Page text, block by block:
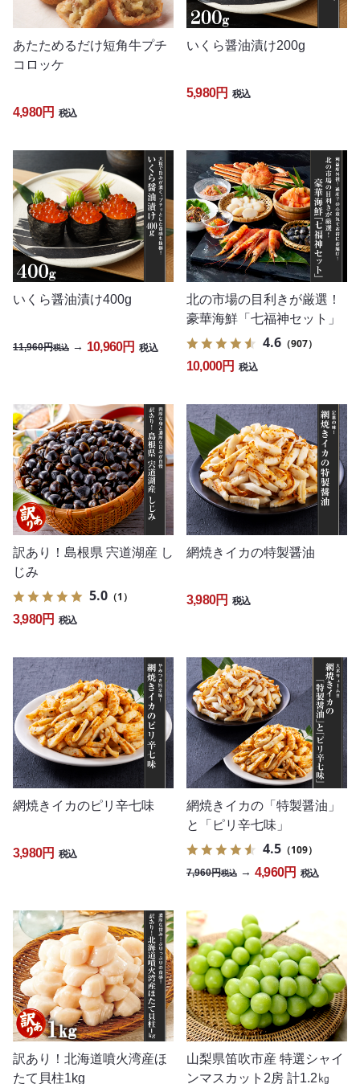
あたためるだけ短角牛プチ
コロッケ
4,980円 税込
いくら醤油漬け200g
5,980円 税込
いくら醤油漬け400g
11,960円税込 → 10,960円 税込
北の市場の目利きが厳選！
豪華海鮮「七福神セット」
4.6 （907）
10,000円
税込
訳あり！島根県 宍道湖産 し
じみ
5.0 （1）
3,980円 税込
網焼きイカの特製醤油
3,980円 税込
網焼きイカのピリ辛七味
3,980円 税込
網焼きイカの「特製醤油」
と「ピリ辛七味」
4.5 （109）
7,960円税込 → 4,960円 税込
訳あり！北海道噴火湾産ほ
たて貝柱1kg
山梨県笛吹市産 特選シャイ
ンマスカット2房 計1.2㎏